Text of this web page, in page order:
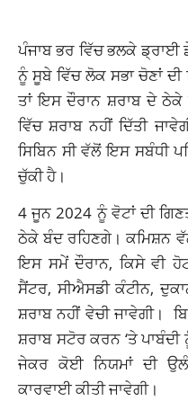
ਪੰਜਾਬ ਭਰ ਵਿੱਚ ਭਲਕੇ
ਨੂੰ ਸੂਬੇ ਵਿੱਚ ਲੋਕ ਸਭਾ ਚੋਣਾਂ
ਤਾਂ ਇਸ ਦੌਰਾਨ ਸ਼ਰਾਬ ਦੇ
ਵਿੱਚ ਸ਼ਰਾਬ ਨਹੀਂ ਦਿੱਤੀ
ਸਿਬਿਨ ਸੀ ਵੱਲੋਂ ਇਸ ਸਬੰਧੀ
ਚੁੱਕੀ ਹੈ।
4 ਜੂਨ 2024 ਨੂੰ ਵੋਟਾਂ ਦੀ
ਠੇਕੇ ਬੰਦ ਰਹਿਣਗੇ। ਕਮਿਸ਼ਨ
ਇਸ ਸਮੇਂ ਦੌਰਾਨ, ਕਿਸੇ ਵੀ
ਸੈਂਟਰ, ਸੀਐਸਡੀ ਕੰਟੀਨ,
ਸ਼ਰਾਬ ਨਹੀਂ ਵੇਚੀ ਜਾਵੇਗੀ।
ਸ਼ਰਾਬ ਸਟੋਰ ਕਰਨ ‘ਤੇ ਪਾਬੰਦੀ
ਜੇਕਰ ਕੋਈ ਨਿਯਮਾਂ ਦੀ
ਕਾਰਵਾਈ ਕੀਤੀ ਜਾਵੇਗੀ।